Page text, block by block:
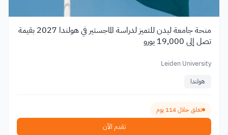
منحة جامعة ليدن للتميز لدراسة الماجستير في هولندا 2027 بقيمة
تصل إلى 19,000 يورو
Leiden University
هولندا
تغلق خلال 114 يوم
تقدم الآن